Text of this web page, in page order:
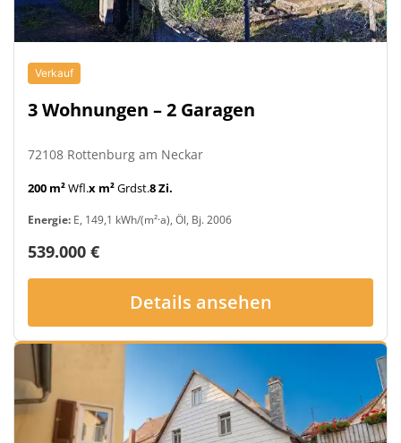
Verkauf
3 Wohnungen – 2 Garagen
72108 Rottenburg am Neckar
200 m²Wfl.x m²Grdst.8 Zi.
Energie: E, 149,1 kWh/(m²·a), Öl, Bj. 2006
539.000 €
Details ansehen